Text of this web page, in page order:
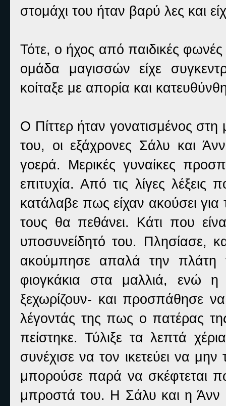
στομάχι του ήταν βαρύ λες και
Τότε, ο ήχος από παιδικές
ομάδα μαγισσών είχε
κοίταξε με απορία και
Ο Πίττερ ήταν γονατισμένος
του, οι εξάχρονες Σάλυ και
γοερά. Μερικές γυναίκες
επιτυχία. Από τις λίγες
κατάλαβε πως είχαν ακούσει
τους θα πεθάνει. Κάτι που
υποσυνείδητό του. Πλησίασε,
ακούμπησε απαλά την πλάτη
φιογκάκια στα μαλλιά, ενώ
ξεχωρίζουν- και προσπάθησε
λέγοντάς της πως ο πατέρας
πείστηκε. Τύλιξε τα λεπτά
συνέχισε να τον ικετεύει να
μπορούσε παρά να σκέφτεται
μπροστά του. Η Σάλυ και η Άνν